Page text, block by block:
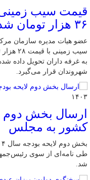
قیمت سیب زمینی
۳۶ هزار تومان شد
عضو هیات مدیره سازمان
سیب‌
شهروندان قرار می‌گیرد.
۱۴۰۳
کشور به مجلس
طی نامه‌ای از سوی
شد.